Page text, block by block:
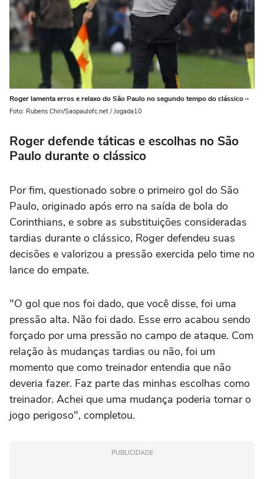
Roger lamenta erros e relaxo do São Paulo no segundo tempo do clássico –
Foto: Rubens Chiri/Saopaulofc.net / Jogada10
Roger defende táticas e escolhas no São
Paulo durante o clássico
Por fim, questionado sobre o primeiro gol do São
Paulo, originado após erro na saída de bola do
Corinthians, e sobre as substituições consideradas
tardias durante o clássico, Roger defendeu suas
decisões e valorizou a pressão exercida pelo time no
lance do empate.
"O gol que nos foi dado, que você disse, foi uma
pressão alta. Não foi dado. Esse erro acabou sendo
forçado por uma pressão no campo de ataque. Com
relação às mudanças tardias ou não, foi um
momento que como treinador entendia que não
deveria fazer. Faz parte das minhas escolhas como
treinador. Achei que uma mudança poderia tornar o
jogo perigoso", completou.
PUBLICIDADE